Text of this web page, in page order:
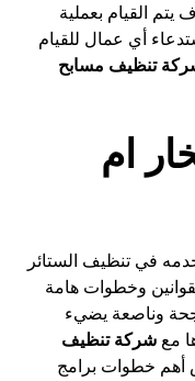
يتم القيام بعملية
أي عمال للقيام
تنظيف مسابح
ام
في تنظيف الستائر
وخطوات هامة
وناصعة يضيء
معشركة تنظيف
أهم خطوات برامج